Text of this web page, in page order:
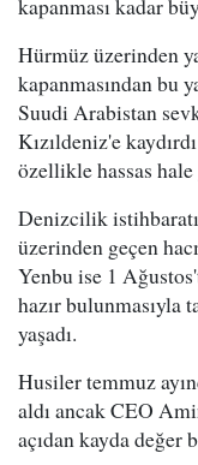
kapanması kadar
Hürmüz üzerinden
kapanmasından bu
Suudi Arabistan
Kızıldeniz'e
özellikle hassas
Denizcilik
üzerinden geçen
Yenbu ise 1
hazır
yaşadı.
Husiler temmuz
aldı ancak CEO
açıdan kayda değer